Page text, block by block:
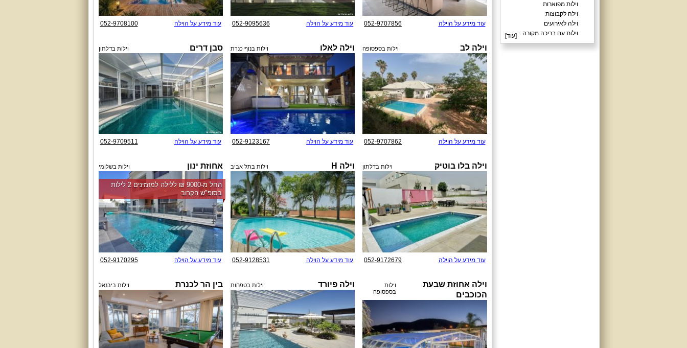
וילות מפוארות
וילה לקבוצות
וילה לאירועים
וילות עם בריכה מקורה
[עוד]
עוד מידע על הוילה 052-9707856 עוד מידע על הוילה 052-9095636 עוד מידע על הוילה 052-9708100
וילה לב וילות בספסופה
עוד מידע על הוילה 052-9707862
וילה לאלו וילות בנוף כנרת
עוד מידע על הוילה 052-9123167
סבן דרים וילות בדלתון
עוד מידע על הוילה 052-9709511
וילה בלו בוטיק וילות בדלתון
עוד מידע על הוילה 052-9172679
וילה H וילות בתל אביב
עוד מידע על הוילה 052-9128531
אחוזת ינון וילות בשלומי
החל מ-‏9000 ₪ ללילה למזמינים 2 לילות
בסופ"ש הקרוב
עוד מידע על הוילה 052-9170295
וילה אחוזת שבעת
הכוכבים
וילות
בספסופה
וילה פיורד וילות בטפחות בין הר לכנרת וילות ביבנאל